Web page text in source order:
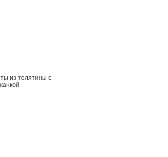
из телятины с